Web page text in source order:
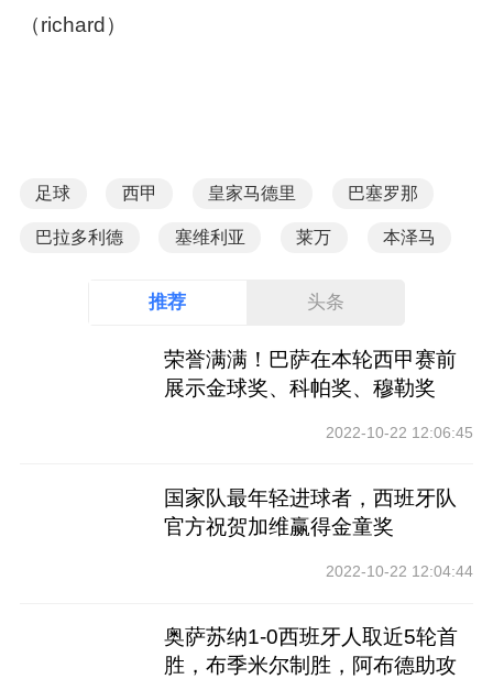
（richard）
足球 西甲 皇家马德里 巴塞罗那
巴拉多利德 塞维利亚 莱万 本泽马
推荐 头条
荣誉满满！巴萨在本轮西甲赛前
展示金球奖、科帕奖、穆勒奖
2022-10-22 12:06:45
国家队最年轻进球者，西班牙队
官方祝贺加维赢得金童奖
2022-10-22 12:04:44
奥萨苏纳1-0西班牙人取近5轮首
胜，布季米尔制胜，阿布德助攻